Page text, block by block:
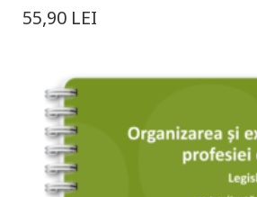
55,90 LEI